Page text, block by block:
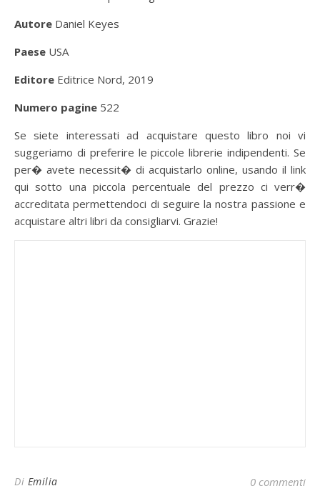
Autore Daniel Keyes
Paese USA
Editore Editrice Nord, 2019
Numero pagine 522
Se siete interessati ad acquistare questo libro noi vi
suggeriamo di preferire le piccole librerie indipendenti. Se
per� avete necessit� di acquistarlo online, usando il link
qui sotto una piccola percentuale del prezzo ci verr�
accreditata permettendoci di seguire la nostra passione e
acquistare altri libri da consigliarvi. Grazie!
Di Emilia 0 commenti